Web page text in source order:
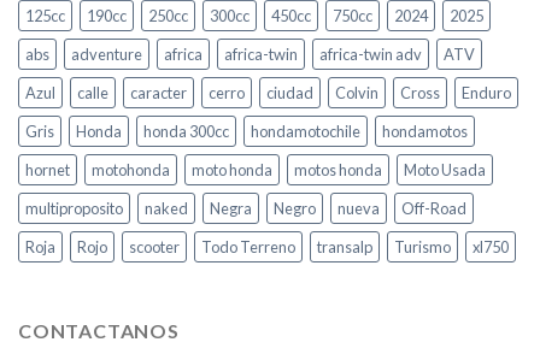
125cc 190cc 250cc 300cc 450cc 750cc 2024
2025
abs
adventure africa africa-twin africa-twin adv
ATV
Azul
calle caracter cerro ciudad Colvin Cross
Enduro
Gris
Honda honda 300cc hondamotochile
hondamotos
hornet
motohonda moto honda motos honda
Moto Usada
multiproposito
naked Negra Negro nueva
Off-Road
Roja
Rojo scooter Todo Terreno transalp Turismo xl750
CONTACTANOS